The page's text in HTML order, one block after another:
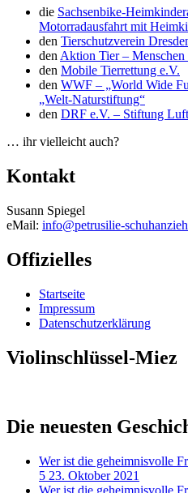
die Sachsenbike-
Motorradausfahrt mit
den Tierschutzverein
denAktion Tier – Menschen
den Mobile Tierrettung e.V.
den WWF – „World Wide
„Welt-Naturstiftung“
den DRF e.V. – Stiftung
… ihr vielleicht auch?
Kontakt
Susann Spiegel
eMail: info@petrusilie-
Offizielles
Startseite
Impressum
Datenschutzerklärung
Violinschlüssel-Miez
Die neuesten
Wer ist die geheimnisvolle
5 23. Oktober 2021
Wer ist die geheimnisvolle